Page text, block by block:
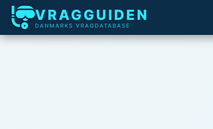
VRAGGUIDEN
DANMARKS VRAGDATABASE